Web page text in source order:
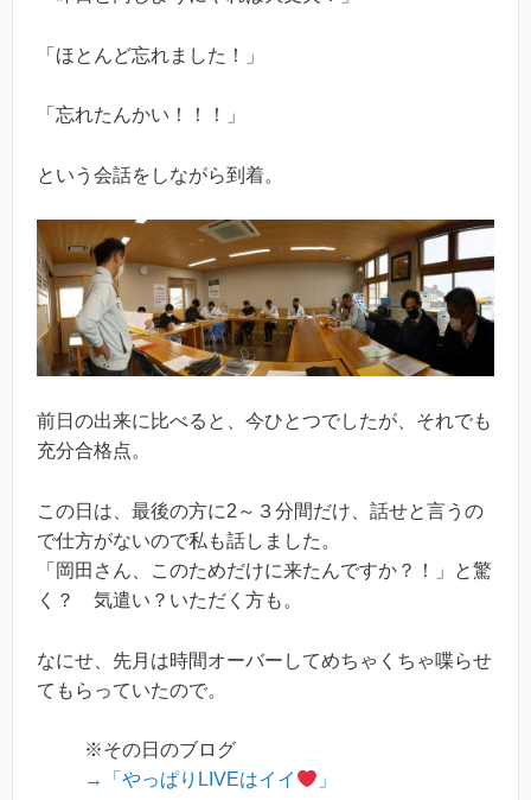
「ほとんど忘れました！」
「忘れたんかい！！！」
という会話をしながら到着。
前日の出来に比べると、今ひとつでしたが、それでも
充分合格点。
この日は、最後の方に2～３分間だけ、話せと言うの
で仕方がないので私も話しました。
「岡田さん、このためだけに来たんですか？！」と驚
く？ 気遣い？いただく方も。
なにせ、先月は時間オーバーしてめちゃくちゃ喋らせ
てもらっていたので。
※その日のブログ
→「やっぱりLIVEはイイ
」